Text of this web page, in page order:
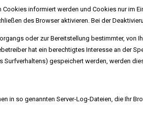
informiert werden und Cookies nur im
des Browser aktivieren. Bei der
oder zur Bereitstellung bestimmter, von
hat ein berechtigtes Interesse an der
Surfverhaltens) gespeichert werden, werden
in so genannten Server-Log-Dateien, die Ihr